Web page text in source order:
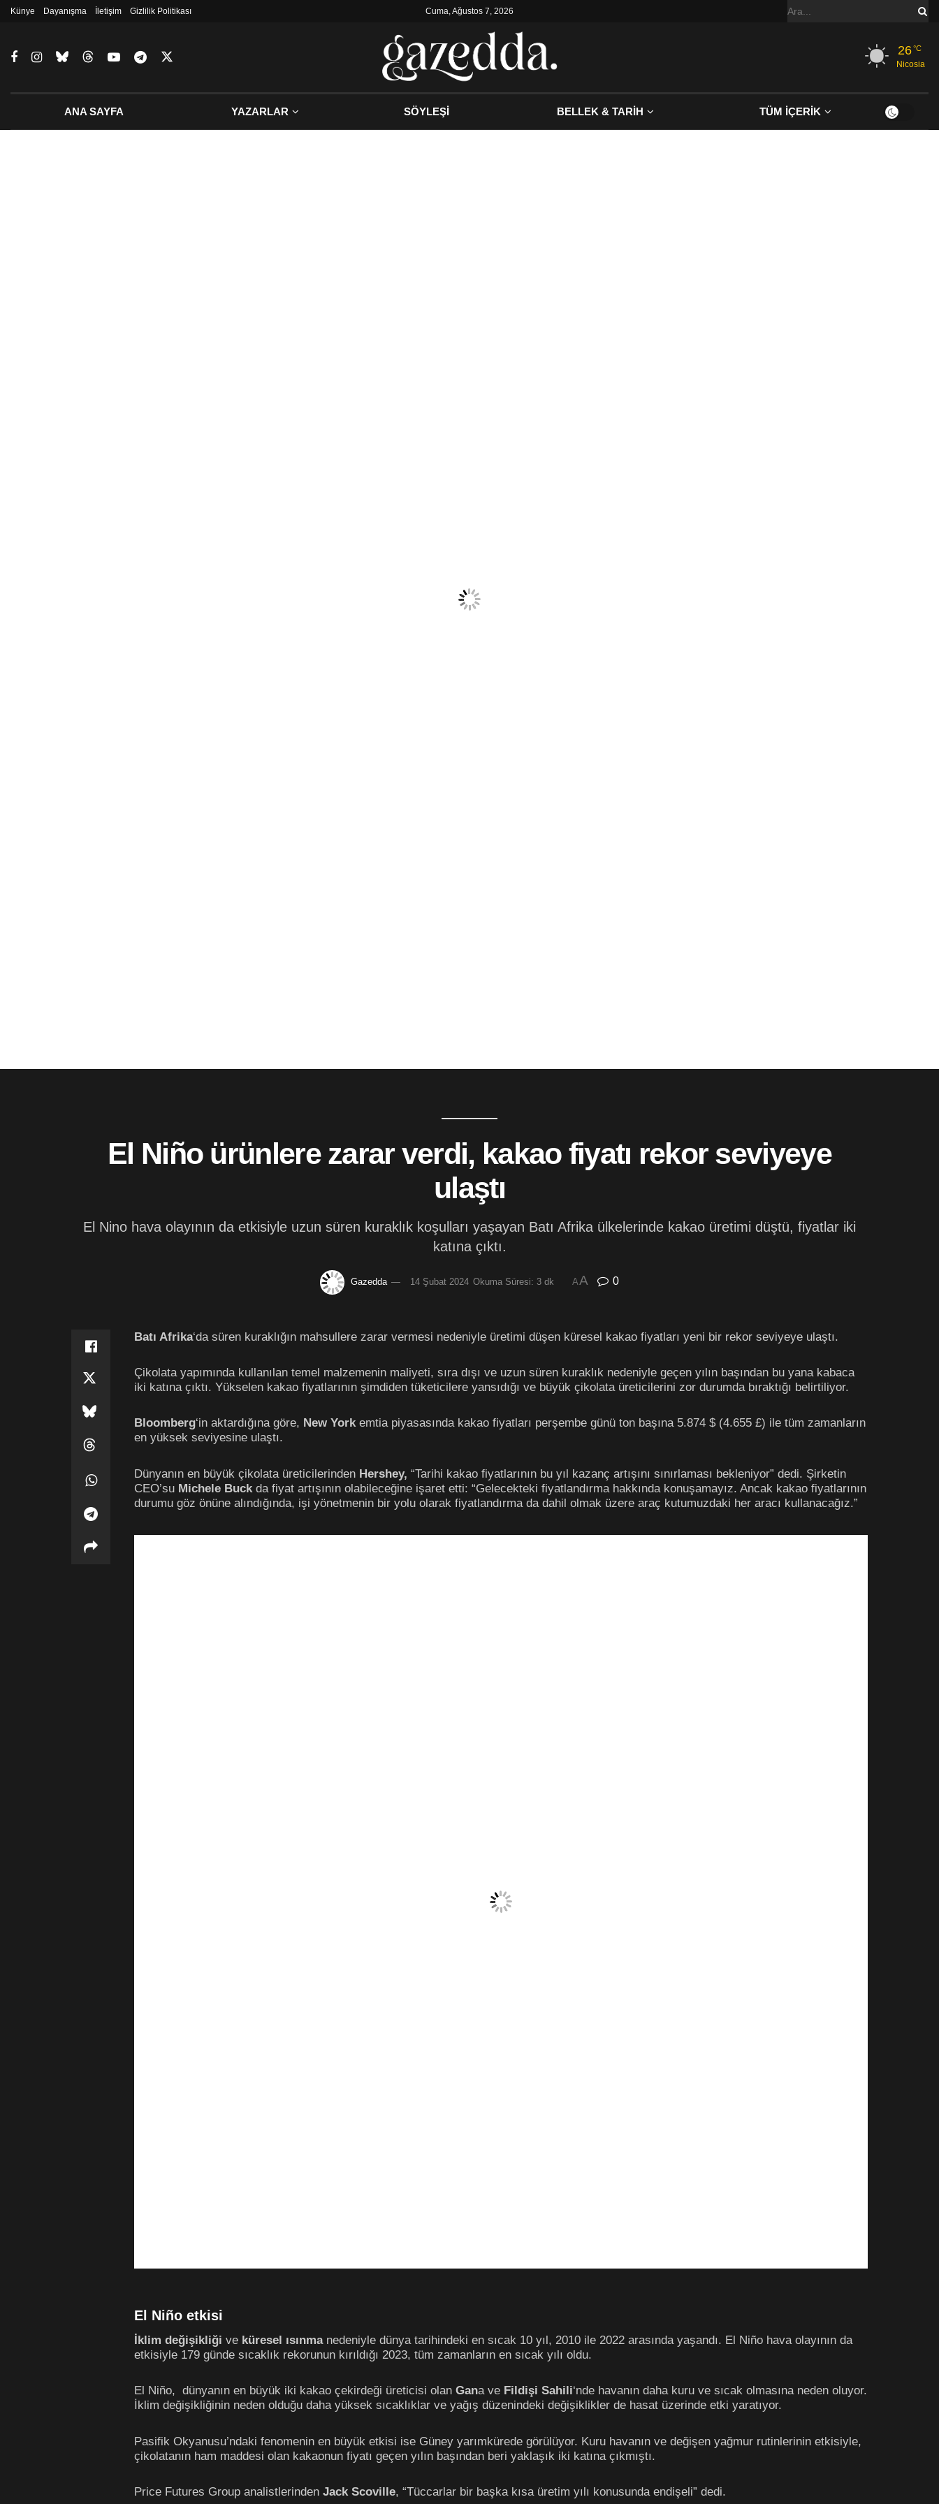
Künye Dayanışma İletişim Gizlilik Politikası Cuma, Ağustos 7, 2026
26°C
Nicosia
ANA SAYFA YAZARLAR SÖYLEŞİ BELLEK & TARİH TÜM İÇERİK
El Niño ürünlere zarar verdi, kakao fiyatı rekor seviyeye
ulaştı
El Nino hava olayının da etkisiyle uzun süren kuraklık koşulları yaşayan Batı Afrika ülkelerinde kakao üretimi düştü, fiyatlar iki
katına çıktı.
Gazedda 14 Şubat 2024 Okuma Süresi: 3 dk AA 0
Batı Afrika‘da süren kuraklığın mahsullere zarar vermesi nedeniyle üretimi düşen küresel kakao fiyatları yeni bir rekor seviyeye ulaştı.
Çikolata yapımında kullanılan temel malzemenin maliyeti, sıra dışı ve uzun süren kuraklık nedeniyle geçen yılın başından bu yana kabaca
iki katına çıktı. Yükselen kakao fiyatlarının şimdiden tüketicilere yansıdığı ve büyük çikolata üreticilerini zor durumda bıraktığı belirtiliyor.
Bloomberg‘in aktardığına göre, New Yorkemtia piyasasında kakao fiyatları perşembe günü ton başına 5.874 $ (4.655 £) ile tüm zamanların
en yüksek seviyesine ulaştı.
Dünyanın en büyük çikolata üreticilerinden Hershey, “Tarihi kakao fiyatlarının bu yıl kazanç artışını sınırlaması bekleniyor” dedi. Şirketin
CEO’su Michele Buck da fiyat artışının olabileceğine işaret etti: “Gelecekteki fiyatlandırma hakkında konuşamayız. Ancak kakao fiyatlarının
durumu göz önüne alındığında, işi yönetmenin bir yolu olarak fiyatlandırma da dahil olmak üzere araç kutumuzdaki her aracı kullanacağız.”
El Niño etkisi
İklim değişikliği ve küresel ısınmanedeniyle dünya tarihindeki en sıcak 10 yıl, 2010 ile 2022 arasında yaşandı. El Niño hava olayının da
etkisiyle 179 günde sıcaklık rekorunun kırıldığı 2023, tüm zamanların en sıcak yılı oldu.
El Niño, dünyanın en büyük iki kakao çekirdeği üreticisi olan Gana ve Fildişi Sahili‘nde havanın daha kuru ve sıcak olmasına neden oluyor.
İklim değişikliğinin neden olduğu daha yüksek sıcaklıklar ve yağış düzenindeki değişiklikler de hasat üzerinde etki yaratıyor.
Pasifik Okyanusu’ndaki fenomenin en büyük etkisi ise Güney yarımkürede görülüyor. Kuru havanın ve değişen yağmur rutinlerinin etkisiyle,
çikolatanın ham maddesi olan kakaonun fiyatı geçen yılın başından beri yaklaşık iki katına çıkmıştı.
Price Futures Group analistlerinden Jack Scoville, “Tüccarlar bir başka kısa üretim yılı konusunda endişeli” dedi.